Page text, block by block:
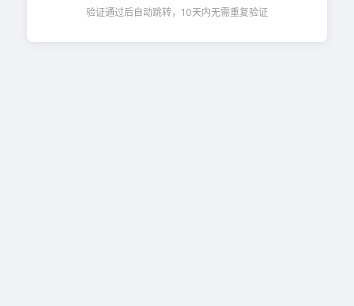
验证通过后自动跳转，10天内无需重复验证